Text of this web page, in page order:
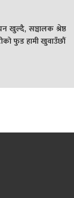
खुल्दै, सञ्चालक श्रेष्ठ
फुड हामी खुवाउँछौं